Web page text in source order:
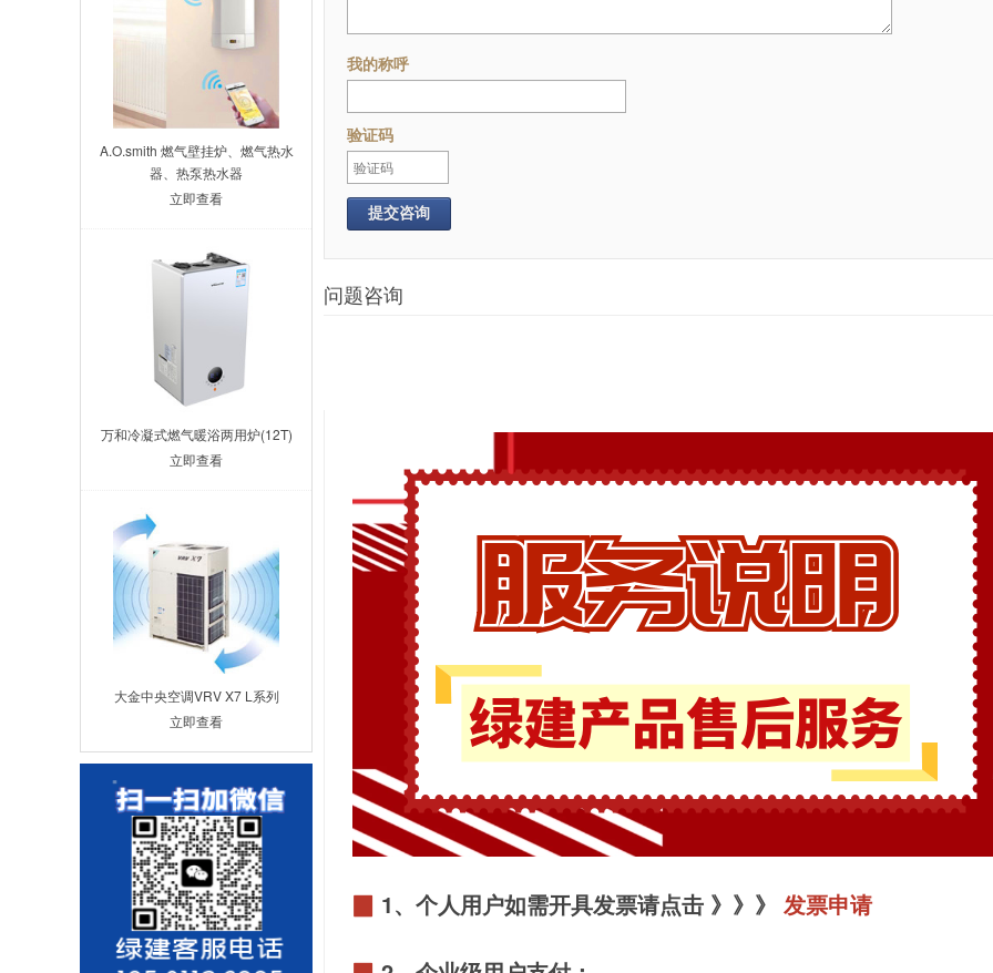
我的称呼
验证码
提交咨询
问题咨询
▉ 1、个人用户如需开具发票请点击 》》》 发票申请
A.O.smith 燃气壁挂炉、燃气热水
器、热泵热水器
立即查看
万和冷凝式燃气暖浴两用炉(12T)
立即查看
大金中央空调VRV X7 L系列
立即查看